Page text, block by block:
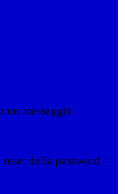
un messaggio
della password